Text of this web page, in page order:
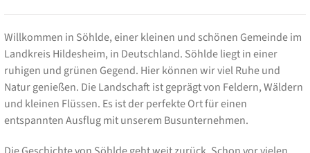
Willkommen in Söhlde, einer kleinen und schönen Gemeinde im
Landkreis Hildesheim, in Deutschland. Söhlde liegt in einer
ruhigen und grünen Gegend. Hier können wir viel Ruhe und
Natur genießen. Die Landschaft ist geprägt von Feldern, Wäldern
und kleinen Flüssen. Es ist der perfekte Ort für einen
entspannten Ausflug mit unserem Busunternehmen.